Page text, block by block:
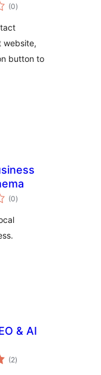
(0कुल
रेटिङ्गहरू
)
website,
button to
(0कुल
रेटिङ्गहरू
)
& AI
(2कुल
रेटिङ्गहरू
)